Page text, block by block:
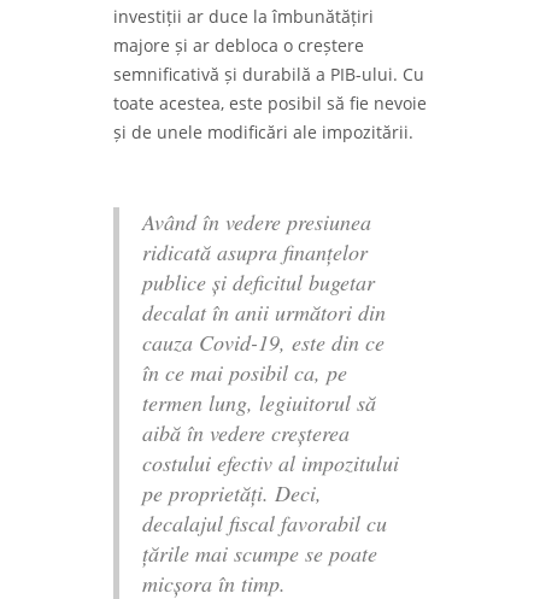
investiții ar duce la îmbunătățiri
majore și ar debloca o creștere
semnificativă și durabilă a PIB-ului. Cu
toate acestea, este posibil să fie nevoie
și de unele modificări ale impozitării.
Având în vedere presiunea
ridicată asupra finanțelor
publice și deficitul bugetar
decalat în anii următori din
cauza Covid-19, este din ce
în ce mai posibil ca, pe
termen lung, legiuitorul să
aibă în vedere creșterea
costului efectiv al impozitului
pe proprietăți. Deci,
decalajul fiscal favorabil cu
țările mai scumpe se poate
micșora în timp.